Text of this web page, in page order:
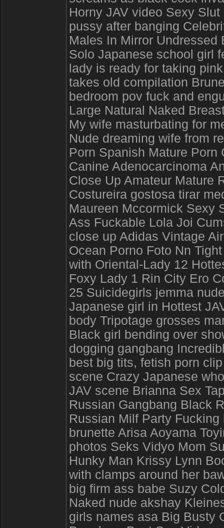
Horny JAV video Sexy
pussy after banging
Males In Mirror
Solo Japanese school girl
lady is ready for taking
takes old compilation
bedroom pov fuck and
Large Natural Naked
My wife masturbating for
Nude dreaming wife from
Porn Spanish Mature
Canine Adenocarcinoma
Close Up Amateur Mature
Costureira gostosa tirar
Maureen Mccormick Sexy
Ass Fuckable Lola Joi
close up Adidas Vintage
Ocean Porno Foto Nn
with Oriental-Lady 12
Foxy Lady 1 Rin City Ero
25 Suicidegirls jemma
Japanese girl in Hottest
body Tripotage grosses
Black girl bending over
dogging gangbang
best big tits, fetish porn
scene Crazy Japanese
JAV scene Brianna Sex
Russian Gangbang Black
Russian Milf Party
brunette Arisa Aoyama
photos Seks Vidyo Mom
Hunky Man Krissy Lynn
with clamps around her
big firm ass babe Suzy
Naked nude akshay
girls names asa Big Busty